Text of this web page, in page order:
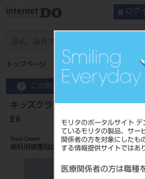
モリタのポータルサイト デ
ているモリタの製品、サー
関係者の方を対象にしたも
する情報提供サイトではあ
医療関係者の方は職種
ログ
トップページ キッズクラウン 乳歯冠
この商品に関するお問い合わせ
キッズクラウン 乳歯冠 10入第
E6
Steal Crown
歯科用被覆冠成形品